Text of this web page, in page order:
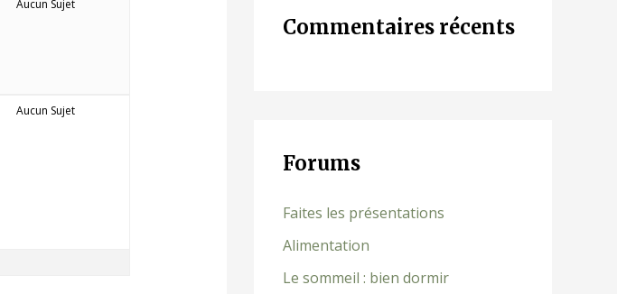
Aucun Sujet
Aucun Sujet
Commentaires récents
Forums
Faites les présentations
Alimentation
Le sommeil : bien dormir